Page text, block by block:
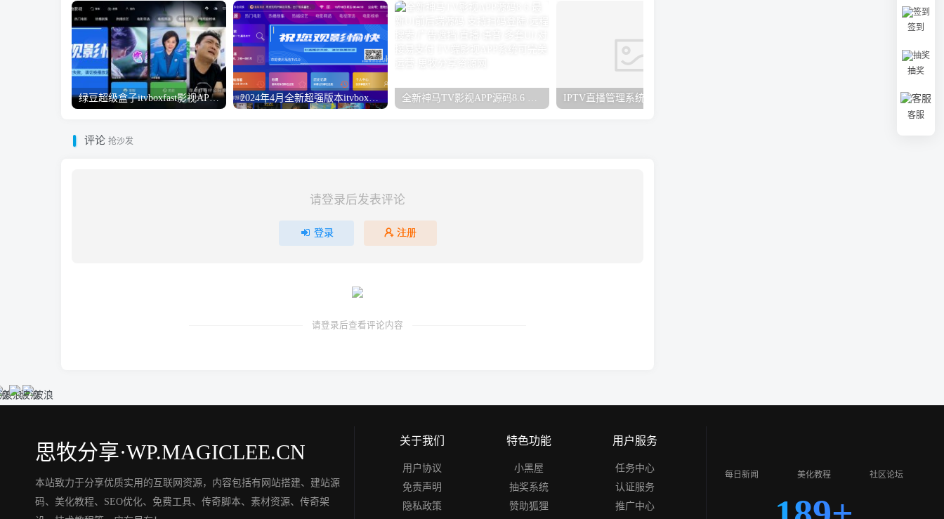
绿豆超级盒子itvboxfast影视APP双端源码 TV+手机双端 支持直播/后台管理仓库/会员系统/卡密系统/批量生成账号 自动换源 集成免签约支付系统 2024年4月全新超强版本itvboxfast影视APP源码 TV+手机双端源码 新增超多功能tvbox二开如意版影视APP源码 修复N多bug-1.51已更新至最新1.51版本 全新神马TV影视APP源码8.6 最新UI前后端源码 支持扫码登陆/远程搜索/广告遮挡/直播/语音/多套UI/对接易支付 TV端影视APP系统可完美运营
评论 抢沙发
请登录后发表评论
登录 注册
请登录后查看评论内容
思牧分享·WP.MAGICLEE.CN
本站致力于分享优质实用的互联网资源，内容包括有网站搭建、建站源
码、美化教程、SEO优化、免费工具、传奇脚本、素材资源、传奇架
关于我们
用户协议
免责声明
隐私政策
特色功能
小黑屋
抽奖系统
赞助狐狸
用户服务
任务中心
认证服务
推广中心
每日新闻 美化教程 社区论坛
签到
抽奖
客服